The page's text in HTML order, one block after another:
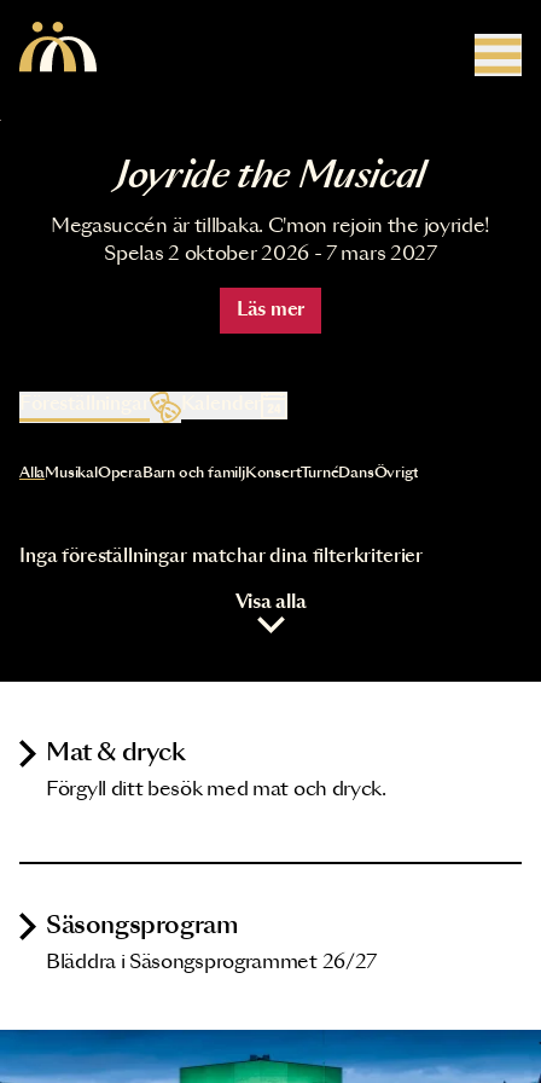
Joyride the Musical
Megasuccén är tillbaka. C'mon rejoin the joyride!
Spelas 2 oktober 2026 - 7 mars 2027
Läs mer
Kalender
Val av kategori uppdaterar innehållet automatiskt
AllaMusikal OperaBarn och familjKonsertTurnéDansÖvrigt
Inga föreställningar matchar dina filterkriterier
Visa alla
Mat & dryck
Förgyll ditt besök med mat och dryck.
Säsongsprogram
Bläddra i Säsongsprogrammet 26/27